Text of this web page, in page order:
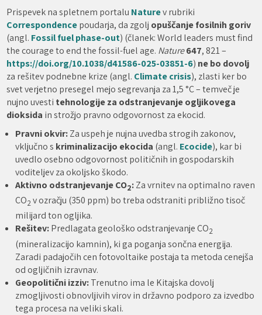
Prispevek na spletnem portalu Naturev rubriki
Correspondencepoudarja, da zgolj opuščanje fosilnih goriv
(angl. Fossil fuel phase-out) (članek: World leaders must find
the courage to end the fossil-fuel age. Nature647, 821 –
https://doi.org/10.1038/d41586-025-03851-6) ne bo dovolj
za rešitev podnebne krize (angl. Climate crisis), zlasti ker bo
svet verjetno presegel mejo segrevanja za 1,5 °C – temveč je
nujno uvesti tehnologije za odstranjevanje ogljikovega
dioksida in strožjo pravno odgovornost za ekocid.
Pravni okvir:Za uspeh je nujna uvedba strogih zakonov,
vključno s kriminalizacijo ekocida (angl. Ecocide), kar bi
uvedlo osebno odgovornost političnih in gospodarskih
voditeljev za okoljsko škodo.
Aktivno odstranjevanje CO2:Za vrnitev na optimalno raven
CO2v ozračju (350 ppm) bo treba odstraniti približno tisoč
milijard ton ogljika.
Rešitev:Predlagata geološko odstranjevanje CO2
(mineralizacijo kamnin), ki ga poganja sončna energija.
Zaradi padajočih cen fotovoltaike postaja ta metoda cenejša
od ogljičnih izravnav.
Geopolitični izziv:Trenutno ima le Kitajska dovolj
zmogljivosti obnovljivih virov in državno podporo za izvedbo
tega procesa na veliki skali.